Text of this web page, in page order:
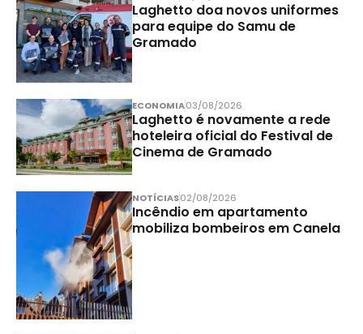
Laghetto doa novos uniformes
para equipe do Samu de
Gramado
ECONOMIA03/08/2026
Laghetto é novamente a rede
hoteleira oficial do Festival de
Cinema de Gramado
NOTÍCIAS02/08/2026
Incêndio em apartamento
mobiliza bombeiros em Canela